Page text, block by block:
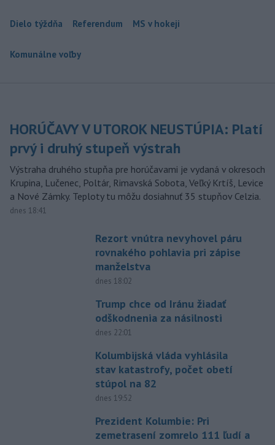
Dielo týždňa Referendum MS v hokeji
Komunálne voľby
HORÚČAVY V UTOROK NEUSTÚPIA: Platí
prvý i druhý stupeň výstrah
Výstraha druhého stupňa pre horúčavami je vydaná v okresoch
Krupina, Lučenec, Poltár, Rimavská Sobota, Veľký Krtíš, Levice
a Nové Zámky. Teploty tu môžu dosiahnuť 35 stupňov Celzia.
dnes 18:41
Rezort vnútra nevyhovel páru
rovnakého pohlavia pri zápise
manželstva
dnes 18:02
Trump chce od Iránu žiadať
odškodnenia za násilnosti
dnes 22:01
Kolumbijská vláda vyhlásila
stav katastrofy, počet obetí
stúpol na 82
dnes 19:52
Prezident Kolumbie: Pri
zemetrasení zomrelo 111 ľudí a